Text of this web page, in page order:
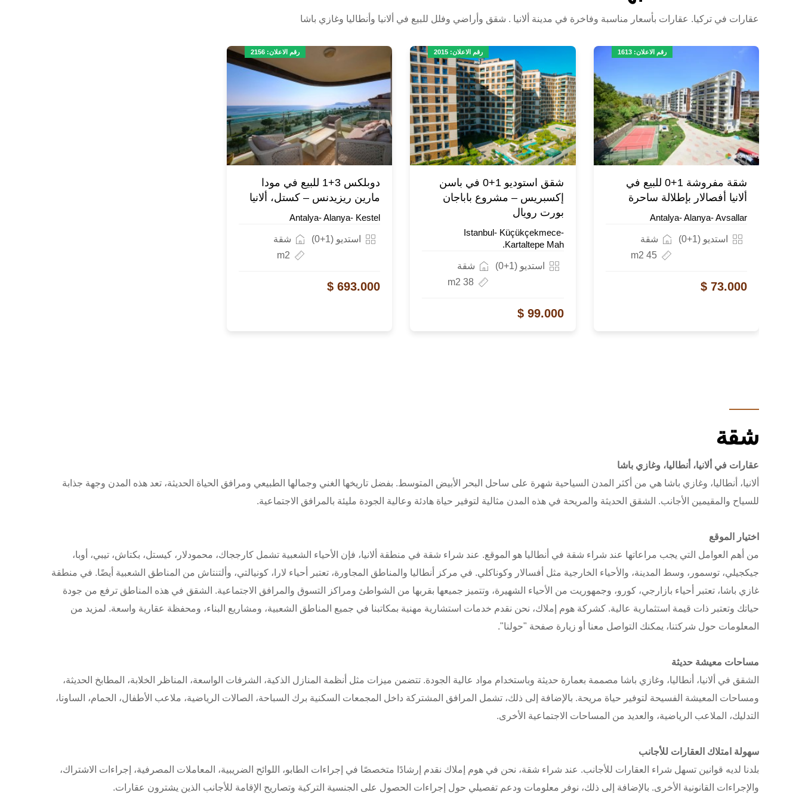
عقارات في تركيا. عقارات بأسعار مناسبة وفاخرة في مدينة ألانيا . شقق وأراضي وفلل للبيع في ألانيا وأنطاليا وغازي باشا
رقم الاعلان: 1613
شقة مفروشة 1+0 للبيع في
ألانيا أفصالار بإطلالة ساحرة
Antalya- Alanya- Avsallar
شقة
استديو (1+0)
45 m2
73.000 $
رقم الاعلان: 2015
شقق استوديو 1+0 في باسن
إكسبريس – مشروع باباجان
بورت رويال
Istanbul- Küçükçekmece-
Kartaltepe Mah.
شقة
استديو (1+0)
38 m2
99.000 $
رقم الاعلان: 2156
دوبلكس 3+1 للبيع في مودا
مارين ريزيدنس – كستل، ألانيا
Antalya- Alanya- Kestel
شقة
استديو (1+0)
m2
693.000 $
شقة
عقارات في ألانيا، أنطاليا، وغازي باشا
ألانيا، أنطاليا، وغازي باشا هي من أكثر المدن السياحية شهرة على ساحل البحر الأبيض المتوسط. بفضل تاريخها الغني وجمالها الطبيعي ومرافق الحياة الحديثة، تعد هذه المدن وجهة جذابة
للسياح والمقيمين الأجانب. الشقق الحديثة والمريحة في هذه المدن مثالية لتوفير حياة هادئة وعالية الجودة مليئة بالمرافق الاجتماعية.
اختيار الموقع
من أهم العوامل التي يجب مراعاتها عند شراء شقة في أنطاليا هو الموقع. عند شراء شقة في منطقة ألانيا، فإن الأحياء الشعبية تشمل كارججاك، محمودلار، كيستل، بكتاش، تيبي، أوبا،
جيكجيلي، توسمور، وسط المدينة، والأحياء الخارجية مثل أفسالار وكوناكلي. في مركز أنطاليا والمناطق المجاورة، تعتبر أحياء لارا، كونيالتي، وألتنتاش من المناطق الشعبية أيضًا. في منطقة
غازي باشا، تعتبر أحياء بازارجي، كورو، وجمهوريت من الأحياء الشهيرة، وتتميز جميعها بقربها من الشواطئ ومراكز التسوق والمرافق الاجتماعية. الشقق في هذه المناطق ترفع من جودة
حياتك وتعتبر ذات قيمة استثمارية عالية. كشركة هوم إملاك، نحن نقدم خدمات استشارية مهنية بمكاتبنا في جميع المناطق الشعبية، ومشاريع البناء، ومحفظة عقارية واسعة. لمزيد من
المعلومات حول شركتنا، يمكنك التواصل معنا أو زيارة صفحة "حولنا".
مساحات معيشة حديثة
الشقق في ألانيا، أنطاليا، وغازي باشا مصممة بعمارة حديثة وباستخدام مواد عالية الجودة. تتضمن ميزات مثل أنظمة المنازل الذكية، الشرفات الواسعة، المناظر الخلابة، المطابخ الحديثة،
ومساحات المعيشة الفسيحة لتوفير حياة مريحة. بالإضافة إلى ذلك، تشمل المرافق المشتركة داخل المجمعات السكنية برك السباحة، الصالات الرياضية، ملاعب الأطفال، الحمام، الساونا،
التدليك، الملاعب الرياضية، والعديد من المساحات الاجتماعية الأخرى.
سهولة امتلاك العقارات للأجانب
بلدنا لديه قوانين تسهل شراء العقارات للأجانب. عند شراء شقة، نحن في هوم إملاك نقدم إرشادًا متخصصًا في إجراءات الطابو، اللوائح الضريبية، المعاملات المصرفية، إجراءات الاشتراك،
والإجراءات القانونية الأخرى. بالإضافة إلى ذلك، نوفر معلومات ودعم تفصيلي حول إجراءات الحصول على الجنسية التركية وتصاريح الإقامة للأجانب الذين يشترون عقارات.